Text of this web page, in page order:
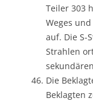
Teiler 303
Weges
auf. Die S-
Strahlen
Die
Beklagten